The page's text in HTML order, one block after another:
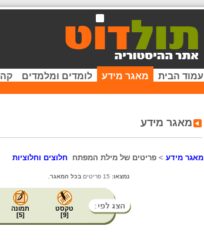
עמוד הבית מאגר מידע לומדים ומלמדים
מאגר מידע
מאגר מידע > פריטים של מילת המפתח חלוצים וחלוציות
נמצאו:
בכל המאגר.
טקסט
[
9
]
תמונה
[
5
]